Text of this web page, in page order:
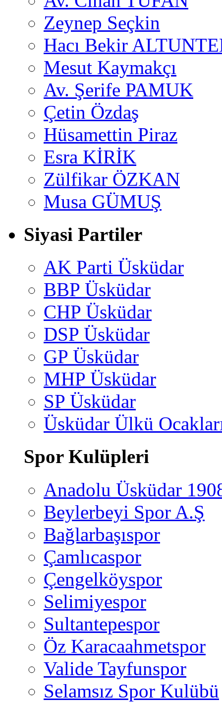
Zeynep Seçkin
Hacı Bekir
Mesut Kaymakçı
Av. Şerife PAMUK
Çetin Özdaş
Hüsamettin Piraz
Esra KİRİK
Zülfikar ÖZKAN
Musa GÜMUŞ
Siyasi Partiler
AK Parti Üsküdar
BBP Üsküdar
CHP Üsküdar
DSP Üsküdar
GP Üsküdar
MHP Üsküdar
SP Üsküdar
Üsküdar Ülkü
Spor Kulüpleri
Anadolu Üsküdar
Beylerbeyi Spor A.Ş
Bağlarbaşıspor
Çamlıcaspor
Çengelköyspor
Selimiyespor
Sultantepespor
Öz Karacaahmetspor
Valide Tayfunspor
Selamsız Spor Kulübü